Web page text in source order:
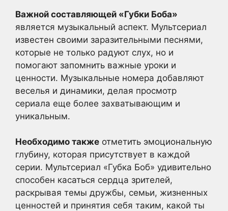
Важной составляющей «Губки Боба»
является музыкальный аспект. Мультсериал
известен своими заразительными песнями,
которые не только радуют слух, но и
помогают запомнить важные уроки и
ценности. Музыкальные номера добавляют
веселья и динамики, делая просмотр
сериала еще более захватывающим и
уникальным.
Необходимо также отметить эмоциональную
глубину, которая присутствует в каждой
серии. Мультсериал «Губка Боб» удивительно
способен касаться сердца зрителей,
раскрывая темы дружбы, семьи, жизненных
ценностей и принятия себя таким, какой ты